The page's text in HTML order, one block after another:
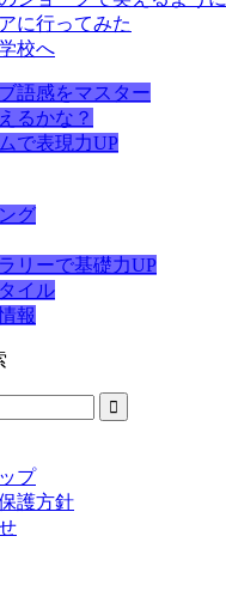
に行ってみた
校へ
語感をマスター
るかな？
で表現力UP
グ
リーで基礎力UP
イル
報
プ
護方針